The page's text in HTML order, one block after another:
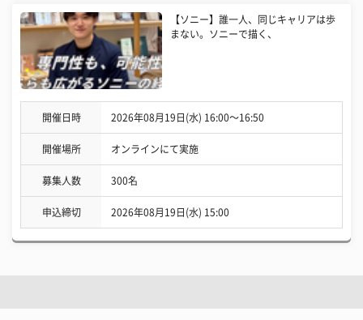
【ソニー】誰一人、同じキャリアは歩
まない。ソニーで描く、
開催日時 2026年08月19日(水) 16:00〜16:50
開催場所 オンラインにて実施
募集人数 300名
申込締切 2026年08月19日(水) 15:00